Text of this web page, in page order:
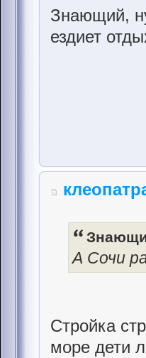
Знающий,
ездиет
А Сочи
Стройка
море дети